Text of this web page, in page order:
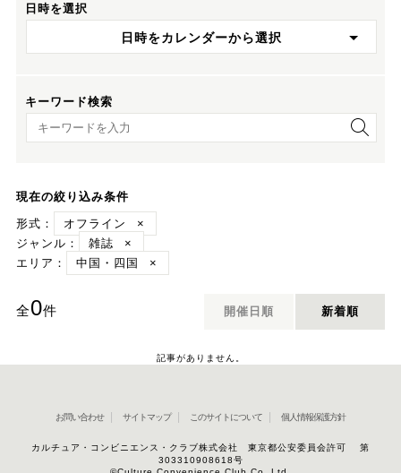
日時を選択
日時をカレンダーから選択
キーワード検索
キーワード検索
現在の絞り込み条件
形式：
オフライン
×
ジャンル：
雑誌
×
エリア：
中国・四国 ×
全0件 開催日順 新着順
記事がありません。
お問い合わせ サイトマップ このサイトについて 個人情報保護方針
カルチュア・コンビニエンス・クラブ株式会社 東京都公安委員会許可 第
303310908618号